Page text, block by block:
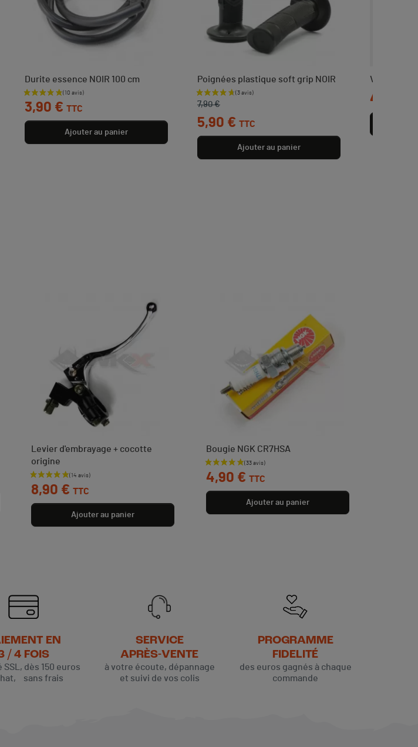
Durite essence NOIR 100 cm
Prix
3,90 € TTC
Ajouter au panier
Poignées plastique soft grip NOIR
Prix de base
7,90 €
Prix
5,90 € TTC
Ajouter au panier
Vis M10X70
Prix
4,00 €
Levier d'embrayage + cocotte
origine
Prix
8,90 € TTC
Ajouter au panier
Bougie NGK CR7HSA
Prix
4,90 € TTC
Ajouter au panier
EN
/ 4 FOIS
SSL, dès 150 euros
sans frais
SERVICE
APRÈS-VENTE
à votre écoute, dépannage
et suivi de vos colis
PROGRAMME
FIDELITÉ
des euros gagnés à chaque
commande